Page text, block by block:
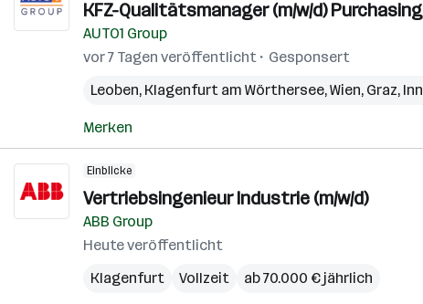
KFZ-Qualitätsmanager (m/w/d)
AUTO1 Group
vor 7 Tagen veröffentlicht
Gesponsert
Leoben, Klagenfurt am Wörthersee,Wien, Graz,
Merken
Einblicke
Vertriebsingenieur Industrie (m/w/d)
ABB Group
Heute veröffentlicht
Klagenfurt
Vollzeit ab 70.000 € jährlich